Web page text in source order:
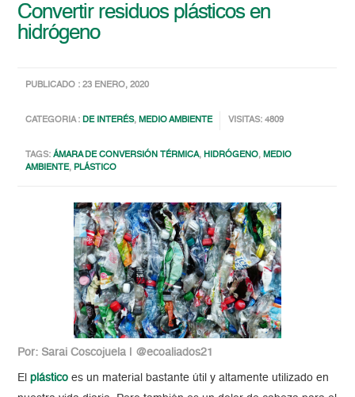
Convertir residuos plásticos en
hidrógeno
PUBLICADO : 23 ENERO, 2020
CATEGORIA :DE INTERÉS,MEDIO AMBIENTE VISITAS: 4809
TAGS:ÁMARA DE CONVERSIÓN TÉRMICA,HIDRÓGENO,MEDIO
AMBIENTE, PLÁSTICO
Por: Sarai Coscojuela | @ecoaliados21
Elplástico es un material bastante útil y altamente utilizado en